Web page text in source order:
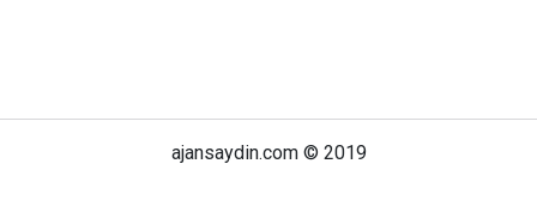
ajansaydin.com © 2019